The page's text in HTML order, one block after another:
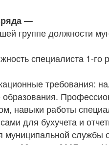
—
группе должности
специалиста 1-го
требования:
образования.
навыки работы
для бухучета и
муниципальной службы